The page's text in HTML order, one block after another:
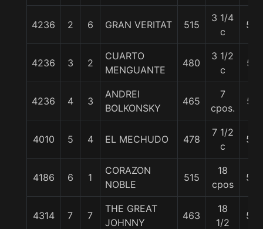
4236 2 6 GRAN VERITAT 515
3 1/4
c
56
4236 3 2
CUARTO
MENGUANTE
480
3 1/2
c
57
4236 4 3
ANDREI
BOLKONSKY
465
7
cpos.
57
4010 5 4 EL MECHUDO 478
7 1/2
c
58
4186 6 1
CORAZON
NOBLE
515
18
cpos
58
4314 7 7
THE GREAT
JOHNNY
463
18
1/2
55